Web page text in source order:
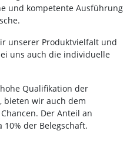
und kompetente Ausführung
unserer Produktvielfalt und
uns auch die individuelle
Qualifikation der
bieten wir auch dem
Der Anteil an
der Belegschaft.